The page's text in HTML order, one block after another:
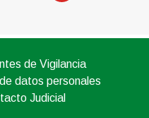
de Vigilancia
datos personales
Judicial